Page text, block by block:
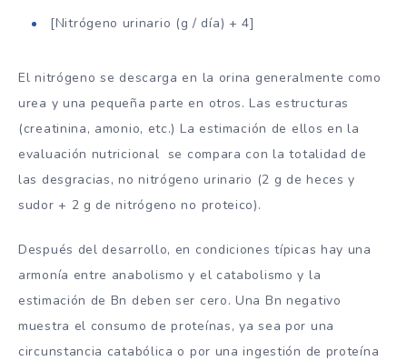
[Nitrógeno urinario (g / día) + 4]
El nitrógeno se descarga en la orina generalmente como
urea y una pequeña parte en otros. Las estructuras
(creatinina, amonio, etc.) La estimación de ellos en la
evaluación nutricional se compara con la totalidad de
las desgracias, no nitrógeno urinario (2 g de heces y
sudor + 2 g de nitrógeno no proteico).
Después del desarrollo, en condiciones típicas hay una
armonía entre anabolismo y el catabolismo y la
estimación de Bn deben ser cero. Una Bn negativo
muestra el consumo de proteínas, ya sea por una
circunstancia catabólica o por una ingestión de proteína